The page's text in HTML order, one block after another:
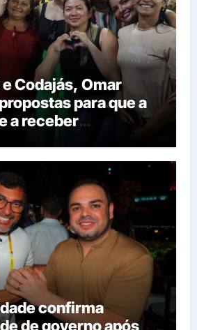
Codajás, Omar
para que a
a receber
confirma
de governo após